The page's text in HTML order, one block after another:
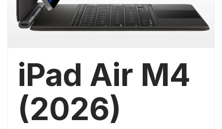
iPad Air M4
(2026)